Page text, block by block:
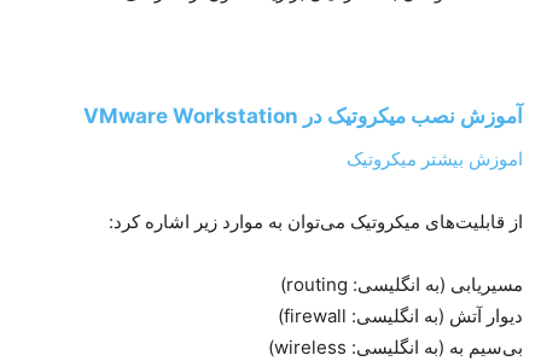
آموزش نصب میکروتیک در VMware Workstation
اموزش بیشتر میکروتیک
از قابلیت‌های میکروتیک می‌توان به موارد زیر اشاره کرد:
مسیریابی (به انگلیسی: routing)
دیوار آتش (به انگلیسی: firewall)
بی‌سیم به (به انگلیسی: wireless)